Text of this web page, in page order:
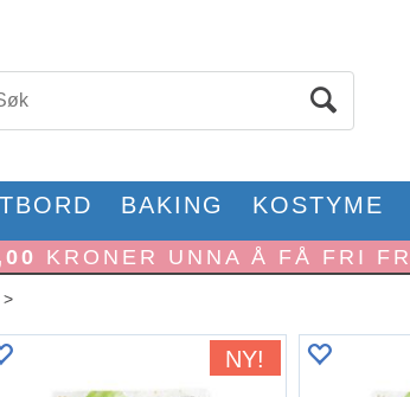
BAKING KOSTYME
KRONER UNNA Å FÅ FRI
>